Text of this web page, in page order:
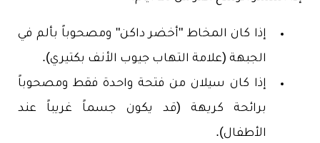
إذا كان المخاط "أخضر داكن" ومصحوباً بألم في
الجبهة (علامة التهاب جيوب الأنف بكتيري).
إذا كان سيلان من فتحة واحدة فقط ومصحوباً
برائحة كريهة (قد يكون جسماً غريباً عند
الأطفال).